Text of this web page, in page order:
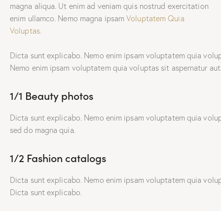
magna aliqua. Ut enim ad veniam quis nostrud exercitation
enim ullamco. Nemo magna ipsamVoluptatem Quia
Voluptas.
Dicta sunt explicabo. Nemo enim ipsam voluptatem quia
Nemo enim ipsam voluptatem quia voluptas sit aspernatur
1/1 Beauty photos
Dicta sunt explicabo. Nemo enim ipsam voluptatem quia
sed do magna quia.
1/2 Fashion catalogs
Dicta sunt explicabo. Nemo enim ipsam voluptatem quia
Dicta sunt explicabo.